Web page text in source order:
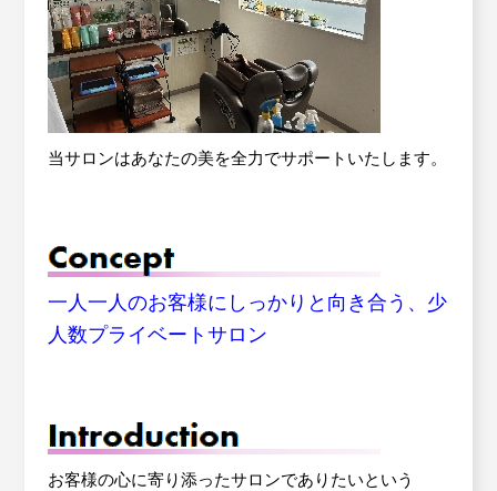
当サロンはあなたの美を全力でサポートいたします。
一人一人のお客様にしっかりと向き合う、少
人数プライベートサロン
お客様の心に寄り添ったサロンでありたいという
特定退職金共済制度